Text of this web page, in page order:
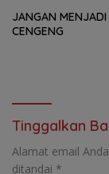
JANGAN MENJADI
CENGENG
Tinggalkan
Alamat email
ditandai *